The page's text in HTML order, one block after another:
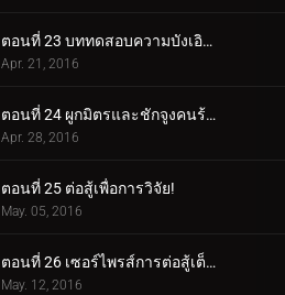
ตอนที่ 23 บททดสอบความบังเอิญ!
Apr. 21, 2016
ตอนที่ 24 ผูกมิตรและชักจูงคนร้าย!
Apr. 28, 2016
ตอนที่ 25 ต่อสู้เพื่อการวิจัย!
May. 05, 2016
ตอนที่ 26 เซอร์ไพรส์การต่อสู้เต็มกำลัง!
May. 12, 2016